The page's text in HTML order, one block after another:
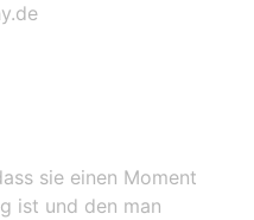
sie einen Moment
ist und den man